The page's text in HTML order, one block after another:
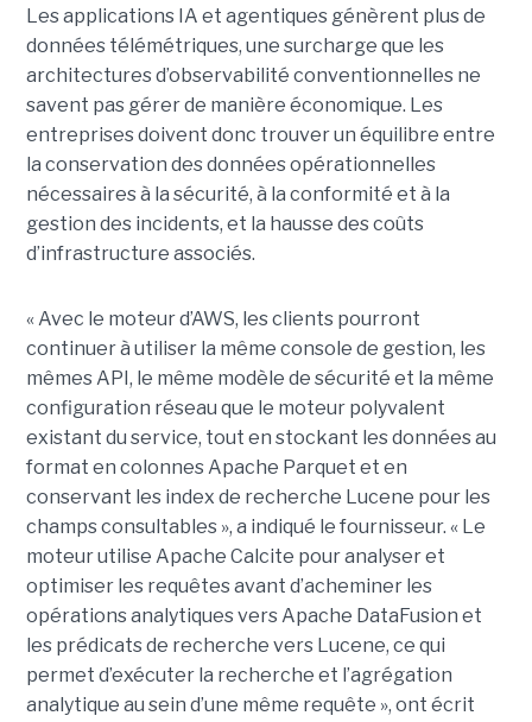
Les applications IA et agentiques génèrent plus de
données télémétriques, une surcharge que les
architectures d’observabilité conventionnelles ne
savent pas gérer de manière économique. Les
entreprises doivent donc trouver un équilibre entre
la conservation des données opérationnelles
nécessaires à la sécurité, à la conformité et à la
gestion des incidents, et la hausse des coûts
d’infrastructure associés.
« Avec le moteur d’AWS, les clients pourront
continuer à utiliser la même console de gestion, les
mêmes API, le même modèle de sécurité et la même
configuration réseau que le moteur polyvalent
existant du service, tout en stockant les données au
format en colonnes Apache Parquet et en
conservant les index de recherche Lucene pour les
champs consultables », a indiqué le fournisseur. « Le
moteur utilise Apache Calcite pour analyser et
optimiser les requêtes avant d’acheminer les
opérations analytiques vers Apache DataFusion et
les prédicats de recherche vers Lucene, ce qui
permet d’exécuter la recherche et l’agrégation
analytique au sein d’une même requête », ont écrit